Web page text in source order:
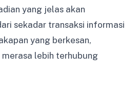
yang jelas akan
sekadar transaksi informasi
yang berkesan,
lebih terhubung